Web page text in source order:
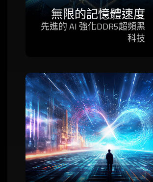
無限的記憶體速度
先進的 AI 強化DDR5超頻黑
科技